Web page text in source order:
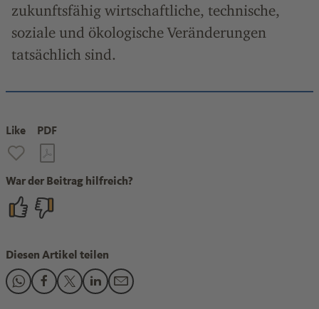
zukunftsfähig wirtschaftliche, technische,
soziale und ökologische Veränderungen
tatsächlich sind.
Like PDF
War der Beitrag hilfreich?
Diesen Artikel teilen
Den Beitrag "Zukunftsfähigkeit lernen" teilen auf WhatsApp
Den Beitrag "Zukunftsfähigkeit lernen" teilen auf
Den Beitrag "Zukunftsfähigkeit lernen" teilen auf
Den Beitrag "Zukunftsfähigkeit lernen"
Den Beitrag "Zukunftsfähigkeit lernen"